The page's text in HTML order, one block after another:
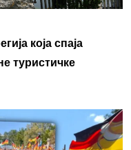
која спаја
туристичке